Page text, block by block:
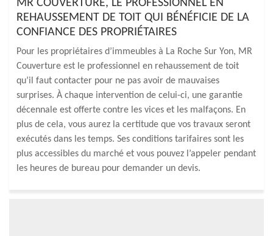
MR COUVERTURE, LE PROFESSIONNEL EN
REHAUSSEMENT DE TOIT QUI BÉNÉFICIE DE LA
CONFIANCE DES PROPRIÉTAIRES
Pour les propriétaires d’immeubles à La Roche Sur Yon, MR
Couverture est le professionnel en rehaussement de toit
qu’il faut contacter pour ne pas avoir de mauvaises
surprises. À chaque intervention de celui-ci, une garantie
décennale est offerte contre les vices et les malfaçons. En
plus de cela, vous aurez la certitude que vos travaux seront
exécutés dans les temps. Ses conditions tarifaires sont les
plus accessibles du marché et vous pouvez l’appeler pendant
les heures de bureau pour demander un devis.